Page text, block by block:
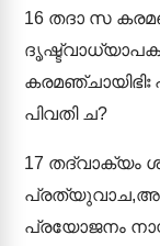
16 തദാ സ
പിവതി ച?
17 തദ്വാക്യം
പ്രയോജനം